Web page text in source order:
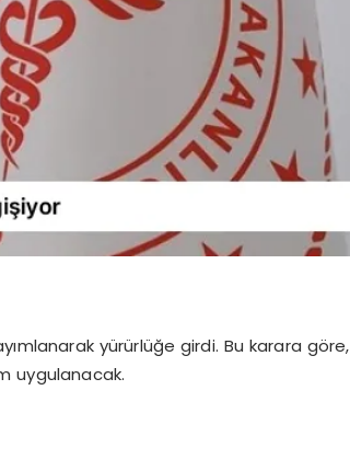
yürürlüğe girdi. Bu karara göre,
uygulanacak.